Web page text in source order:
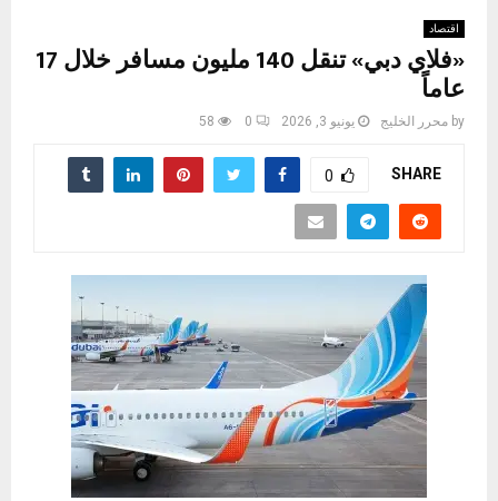
اقتصاد
«فلاي دبي» تنقل 140 مليون مسافر خلال 17
عاماً
by محرر الخليج يونيو 3, 2026 0
58
SHARE
0